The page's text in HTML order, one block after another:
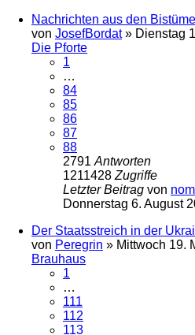
Nachrichten aus den
von JosefBordat» Dienstag
Die Pforte
1
…
84
85
86
87
88
2791 Antworten
1211428 Zugriffe
Letzter Beitrag von
Donnerstag 6. August
Der Staatsstreich in der
von Peregrin » Mittwoch 19.
Brauhaus
1
…
111
112
113